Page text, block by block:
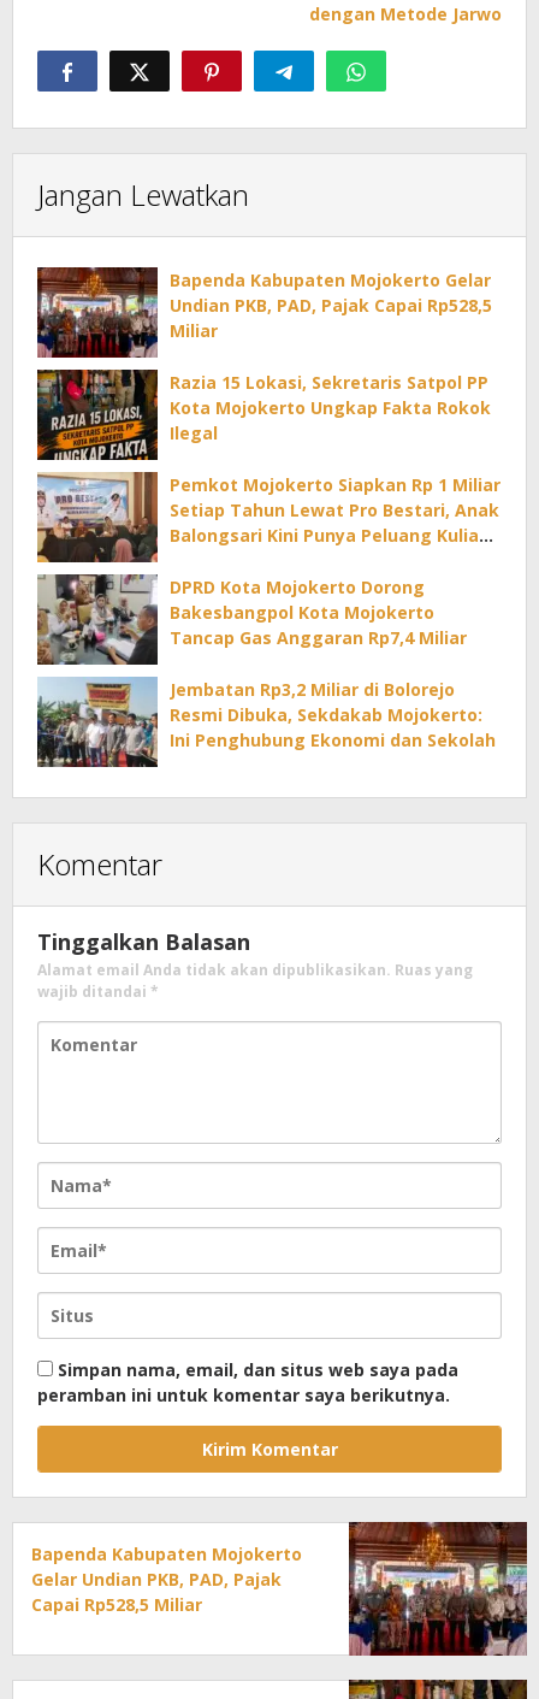
dengan Metode Jarwo
Jangan Lewatkan
Bapenda Kabupaten Mojokerto Gelar
Undian PKB, PAD, Pajak Capai Rp528,5
Miliar
Razia 15 Lokasi, Sekretaris Satpol PP
Kota Mojokerto Ungkap Fakta Rokok
Ilegal
Pemkot Mojokerto Siapkan Rp 1 Miliar
Setiap Tahun Lewat Pro Bestari, Anak
Balongsari Kini Punya Peluang Kuliah
DPRD Kota Mojokerto Dorong
Bakesbangpol Kota Mojokerto
Tancap Gas Anggaran Rp7,4 Miliar
Jembatan Rp3,2 Miliar di Bolorejo
Resmi Dibuka, Sekdakab Mojokerto:
Ini Penghubung Ekonomi dan Sekolah
Komentar
Tinggalkan Balasan
Alamat email Anda tidak akan dipublikasikan. Ruas yang
wajib ditandai *
Simpan nama, email, dan situs web saya pada
peramban ini untuk komentar saya berikutnya.
Bapenda Kabupaten Mojokerto
Gelar Undian PKB, PAD, Pajak
Capai Rp528,5 Miliar